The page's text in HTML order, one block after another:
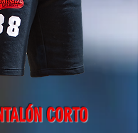
CORTO